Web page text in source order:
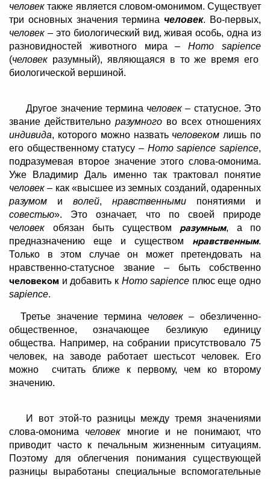
человек также является словом-омонимом. Существует
три основных значения терминачеловек. Во-первых,
человек – это биологический вид, живая особь, одна из
разновидностей животного мира –Homo
sapience
(человек разумный), являющаяся в то же время его
биологической вершиной.
Другое значение термина человек – статусное. Это
звание действительно разумного во всех отношениях
индивида, которого можно назвать человеком лишь по
его общественному статусу – Homo sapience sapience,
подразумевая второе значение этого слова-омонима.
Уже Владимир Даль именно так трактовал понятие
человек – как «высшее из земных созданий, одаренных
разумом и волей, нравственными понятиями и
совестью». Это означает, что по своей природе
человек обязан быть существом разумным, а по
предназначению еще и существом нравственным.
Только в этом случае он может претендовать на
нравственно-статусное звание – быть собственно
человеком и добавить к Homo sapience плюс еще одно
sapience.
Третье значение термина человек– обезличенно-
общественное, означающее безликую единицу
общества. Например, на собрании присутствовало 75
человек, на заводе работает шестьсот человек. Его
можно считать ближе к первому, чем ко второму
значению.
И вот этой-то разницы между тремя значениями
слова-омонима человек многие и не понимают, что
приводит часто к печальным жизненным ситуациям.
Поэтому для облегчения понимания существующей
разницы выработаны специальные вспомогательные